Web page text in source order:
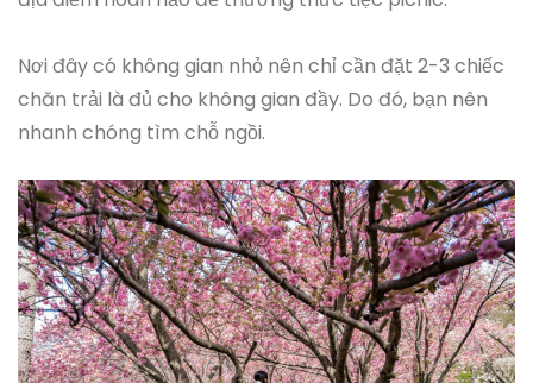
Nơi đây có không gian nhỏ nên chỉ cần đặt 2-3 chiếc
chăn trải là đủ cho không gian đầy. Do đó, bạn nên
nhanh chóng tìm chỗ ngồi.